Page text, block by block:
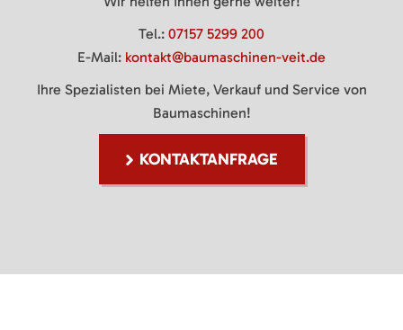
Tel.: 07157 5299 200
E-Mail: kontakt@baumaschinen-veit.de
Ihre Spezialisten bei Miete, Verkauf und Service von
Baumaschinen!
KONTAKTANFRAGE